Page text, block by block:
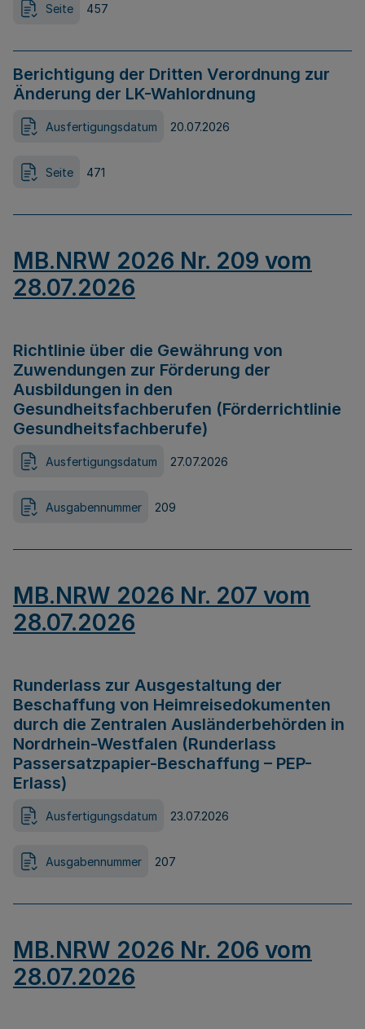
Seite 457
Berichtigung der Dritten Verordnung zur
Änderung der LK-Wahlordnung
Ausfertigungsdatum 20.07.2026
Seite 471
MB.NRW 2026 Nr. 209 vom
28.07.2026
Richtlinie über die Gewährung von
Zuwendungen zur Förderung der
Ausbildungen in den
Gesundheitsfachberufen (Förderrichtlinie
Gesundheitsfachberufe)
Ausfertigungsdatum 27.07.2026
Ausgabennummer 209
MB.NRW 2026 Nr. 207 vom
28.07.2026
Runderlass zur Ausgestaltung der
Beschaffung von Heimreisedokumenten
durch die Zentralen Ausländerbehörden in
Nordrhein-Westfalen (Runderlass
Passersatzpapier-Beschaffung – PEP-
Erlass)
Ausfertigungsdatum 23.07.2026
Ausgabennummer 207
MB.NRW 2026 Nr. 206 vom
28.07.2026